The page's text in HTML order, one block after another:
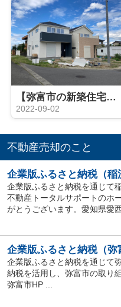
【弥富市の新築住宅】完成間近 弥富市小島町 全2棟
2022-09-02
不動産売却のこと
企業版ふるさと納税（稲
企業版ふるさと納税を通じて
不動産トータルサポートのホ
がとうございます。愛知県愛
企業版ふるさと納税（弥
企業版ふるさと納税を通じて
納税を活用し、弥富市の取
弥富市HP ...